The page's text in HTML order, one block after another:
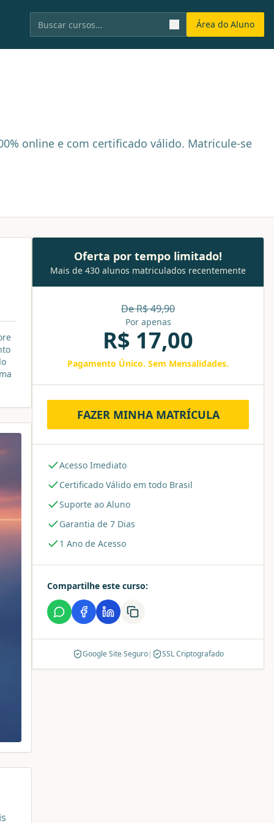
Área do Aluno
online e com certificado válido. Matricule-se
Oferta por tempo limitado!
Mais de 430 alunos matriculados recentemente
De R$49,90
Por apenas
R$ 17,00
Pagamento Único. Sem Mensalidades.
FAZER MINHA MATRÍCULA
Acesso Imediato
Certificado Válido em todo Brasil
Suporte ao Aluno
Garantia de 7 Dias
1 Ano de Acesso
Compartilhe este curso:
Google Site Seguro| SSL Criptografado